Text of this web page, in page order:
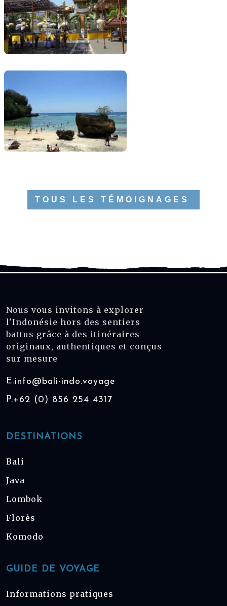
TOUS LES TÉMOIGNAGES
Nous vous invitons à explorer
l'Indonésie hors des sentiers
battus grâce à des itinéraires
originaux, authentiques et conçus
sur mesure
E.info@bali-indo.voyage
P.+62 (0) 856 254 4317
DESTINATIONS
Bali
Java
Lombok
Florès
Komodo
GUIDE DE VOYAGE
Informations pratiques